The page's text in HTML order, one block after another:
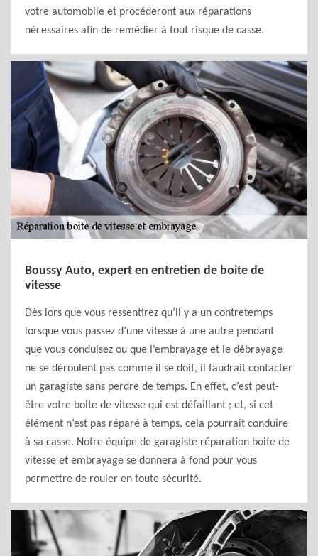
votre automobile et procéderont aux réparations
nécessaires afin de remédier à tout risque de casse.
Boussy Auto, expert en entretien de boite de
vitesse
Dès lors que vous ressentirez qu’il y a un contretemps
lorsque vous passez d’une vitesse à une autre pendant
que vous conduisez ou que l’embrayage et le débrayage
ne se déroulent pas comme il se doit, il faudrait contacter
un garagiste sans perdre de temps. En effet, c’est peut-
être votre boite de vitesse qui est défaillant ; et, si cet
élément n’est pas réparé à temps, cela pourrait conduire
à sa casse. Notre équipe de garagiste réparation boite de
vitesse et embrayage se donnera à fond pour vous
permettre de rouler en toute sécurité.